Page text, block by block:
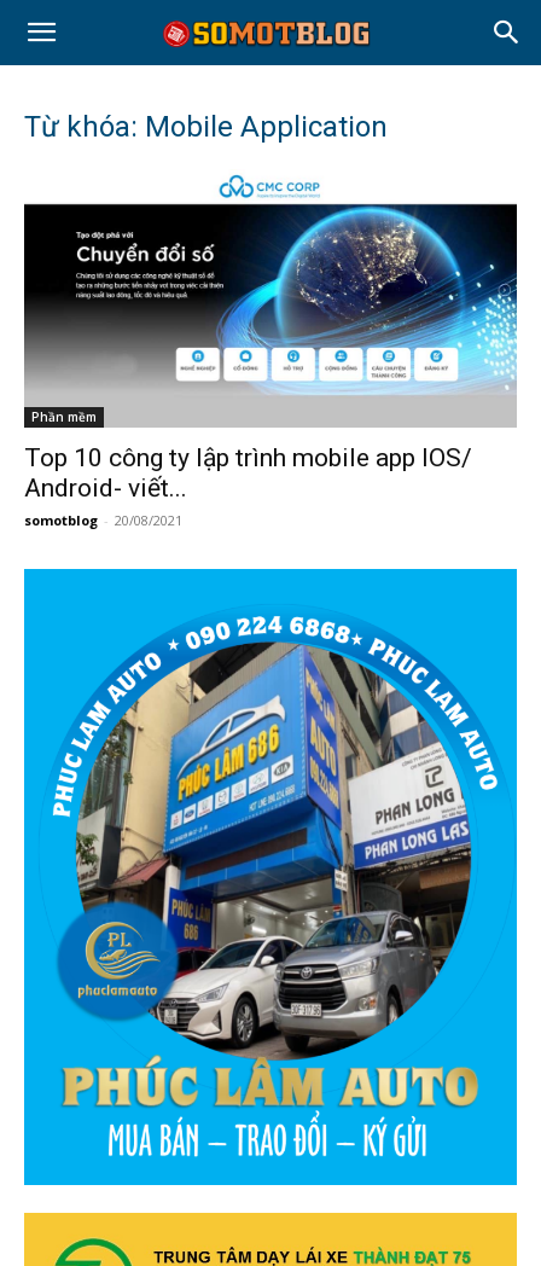
Từ khóa: Mobile Application
Phần mềm
Top 10 công ty lập trình mobile app IOS/
Android- viết...
somotblog - 20/08/2021